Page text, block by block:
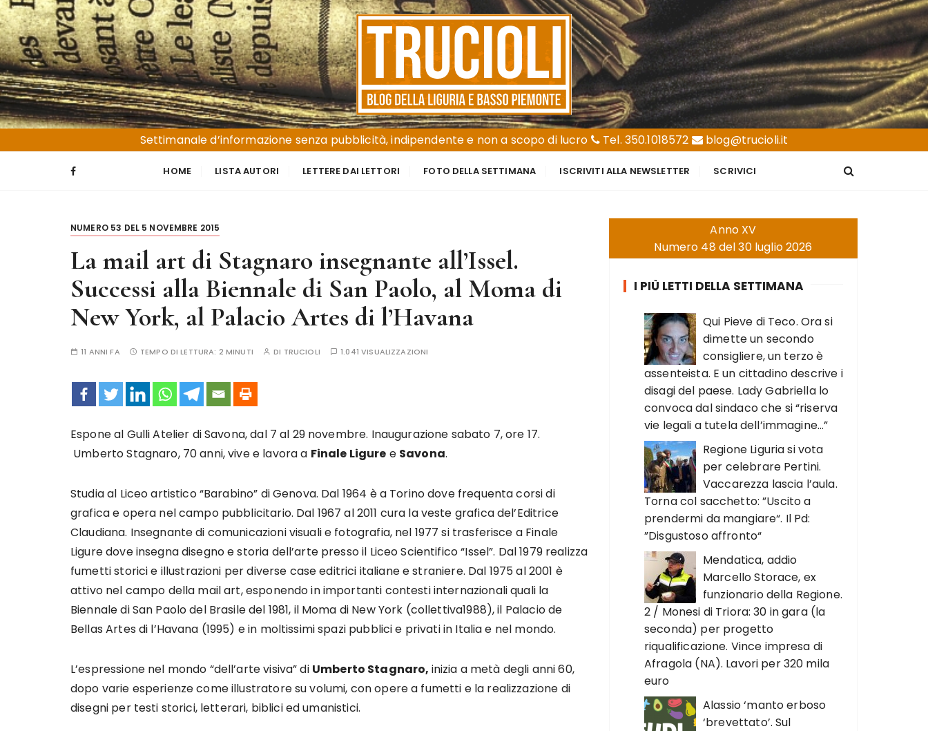
S
a
l
t
a
a
l
c
Trucioli
Liguria e Basso Piemonte
Settimanale d’informazione senza pubblicità, indipendente e non a scopo di lucro
Tel. 350.1018572 blog@trucioli.it
HOME LISTA AUTORI LETTERE DAI LETTORI FOTO DELLA SETTIMANA ISCRIVITI ALLA NEWSLETTER SCRIVICI
NUMERO 53 DEL 5 NOVEMBRE 2015
La mail art di Stagnaro insegnante all’Issel.
Successi alla Biennale di San Paolo, al Moma di
New York, al Palacio Artes di l’Havana
11 ANNI FA TEMPO DI LETTURA: 2 MINUTI DI TRUCIOLI 1.041 VISUALIZZAZIONI
Espone al Gulli Atelier di Savona, dal 7 al 29 novembre. Inaugurazione sabato 7, ore 17.
Umberto Stagnaro, 70 anni, vive e lavora a Finale Ligure e Savona.
Studia al Liceo artistico “Barabino” di Genova. Dal 1964 è a Torino dove frequenta corsi di
grafica e opera nel campo pubblicitario. Dal 1967 al 2011 cura la veste grafica del’Editrice
Claudiana. Insegnante di comunicazioni visuali e fotografia, nel 1977 si trasferisce a Finale
Ligure dove insegna disegno e storia dell’arte presso il Liceo Scientifico “Issel”. Dal 1979 realizza
fumetti storici e illustrazioni per diverse case editrici italiane e straniere. Dal 1975 al 2001 è
attivo nel campo della mail art, esponendo in importanti contesti internazionali quali la
Biennale di San Paolo del Brasile del 1981, il Moma di New York (collettiva1988), il Palacio de
Bellas Artes di l’Havana (1995) e in moltissimi spazi pubblici e privati in Italia e nel mondo.
L’espressione nel mondo “dell’arte visiva” di Umberto Stagnaro, inizia a metà degli anni 60,
dopo varie esperienze come illustratore su volumi, con opere a fumetti e la realizzazione di
disegni per testi storici, letterari, biblici ed umanistici.
Anno XV
Numero 48 del 30 luglio 2026
I PIÙ LETTI DELLA SETTIMANA
Qui Pieve di Teco. Ora si
dimette un secondo
consigliere, un terzo è
assenteista. E un cittadino descrive i
disagi del paese. Lady Gabriella lo
convoca dal sindaco che si “riserva
vie legali a tutela dell’immagine…”
Regione Liguria si vota
per celebrare Pertini.
Vaccarezza lascia l’aula.
Torna col sacchetto: ”Uscito a
prendermi da mangiare“. Il Pd:
”Disgustoso affronto“
Mendatica, addio
Marcello Storace, ex
funzionario della Regione.
2 / Monesi di Triora: 30 in gara (la
seconda) per progetto
riqualificazione. Vince impresa di
Afragola (NA). Lavori per 320 mila
euro
Alassio ‘manto erboso
‘brevettato’. Sul